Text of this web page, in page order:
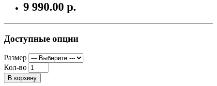
9 990.00 р.
Доступные опции
Размер
Кол-во
В корзину